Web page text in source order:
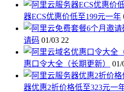
器ECS优惠价低至199元一年
请码 01/03 22
惠口令大全（长期更新）
01/
器优惠2折价格低至323元一